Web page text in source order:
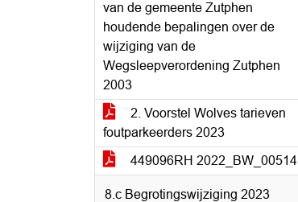
van de gemeente Zutphen
houdende bepalingen over de
wijziging van de
Wegsleepverordening Zutphen
2003
2. Voorstel Wolves tarieven
foutparkeerders 2023
449096RH 2022_BW_00514
8.c Begrotingswijziging 2023